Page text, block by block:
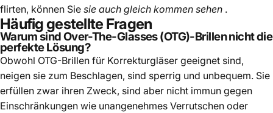
flirten, können Sie sie auch gleich kommen sehen .
Häufig gestellte Fragen
Warum sind Over-The-Glasses (OTG)-Brillen nicht die
perfekte Lösung?
Obwohl OTG-Brillen für Korrekturgläser geeignet sind,
neigen sie zum Beschlagen, sind sperrig und unbequem. Sie
erfüllen zwar ihren Zweck, sind aber nicht immun gegen
Einschränkungen wie unangenehmes Verrutschen oder